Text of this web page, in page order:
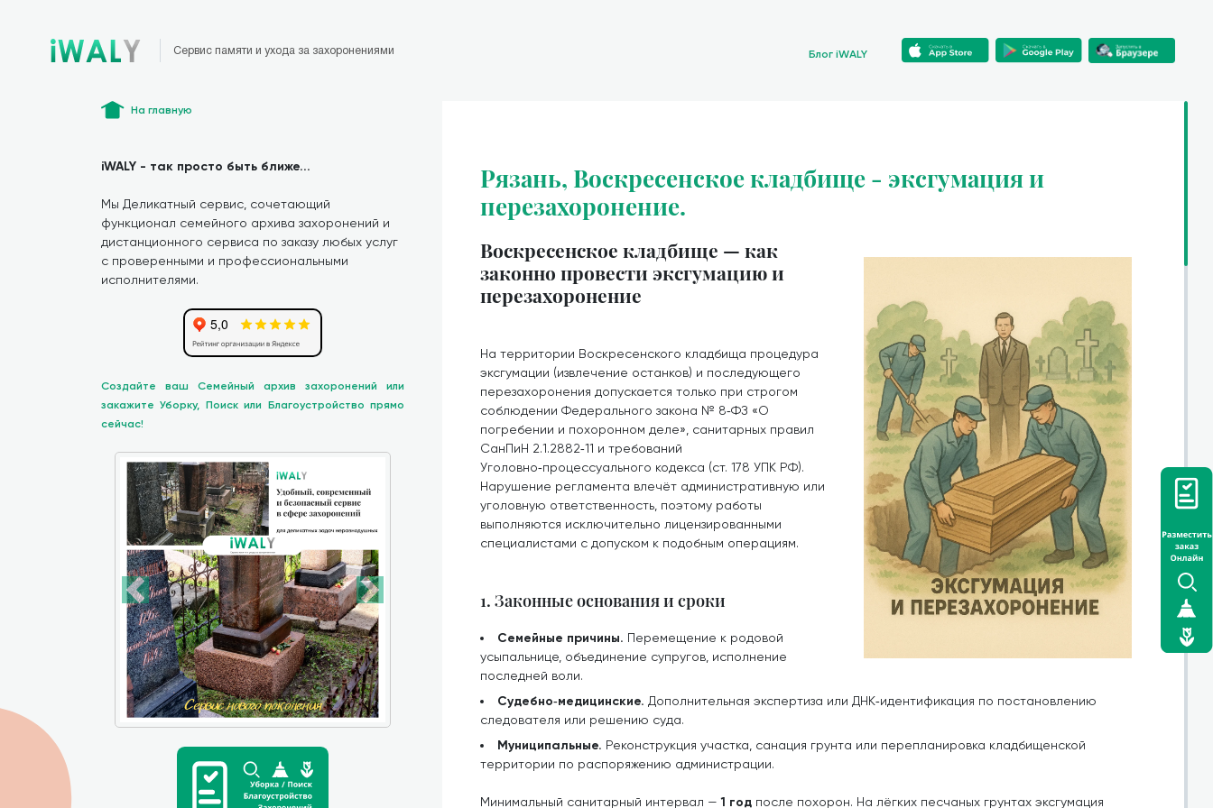
Сервис памяти и ухода за захоронениями Блог iWALY
На главную
iWALY - так просто быть ближе...
Мы Деликатный сервис, сочетающий
функционал семейного архива захоронений и
дистанционного сервиса по заказу любых услуг
с проверенными и профессиональными
исполнителями.
Создайте ваш Семейный архив захоронений или
закажите Уборку, Поиск или Благоустройство прямо
сейчас!
Рязань, Воскресенское кладбище - эксгумация и
перезахоронение.
Воскресенское кладбище — как
законно провести эксгумацию и
перезахоронение
На территории Воскресенского кладбища процедура
эксгумации (извлечение останков) и последующего
перезахоронения допускается только при строгом
соблюдении Федерального закона № 8‑ФЗ «О
погребении и похоронном деле», санитарных правил
СанПиН 2.1.2882‑11 и требований
Уголовно‑процессуального кодекса (ст. 178 УПК РФ).
Нарушение регламента влечёт административную или
уголовную ответственность, поэтому работы
выполняются исключительно лицензированными
специалистами с допуском к подобным операциям.
1. Законные основания и сроки
Семейные причины. Перемещение к родовой
усыпальнице, объединение супругов, исполнение
последней воли.
Судебно‑медицинские. Дополнительная экспертиза или ДНК‑идентификация по постановлению
следователя или решению суда.
Муниципальные. Реконструкция участка, санация грунта или перепланировка кладбищенской
территории по распоряжению администрации.
Минимальный санитарный интервал —1 год после похорон. На лёгких песчаных грунтах эксгумация